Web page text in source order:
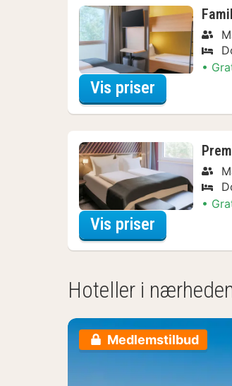
Vis priser
Vis priser
Hoteller i
Medlemstilbud